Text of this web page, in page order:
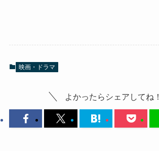
映画・ドラマ
よかったらシェアしてね！